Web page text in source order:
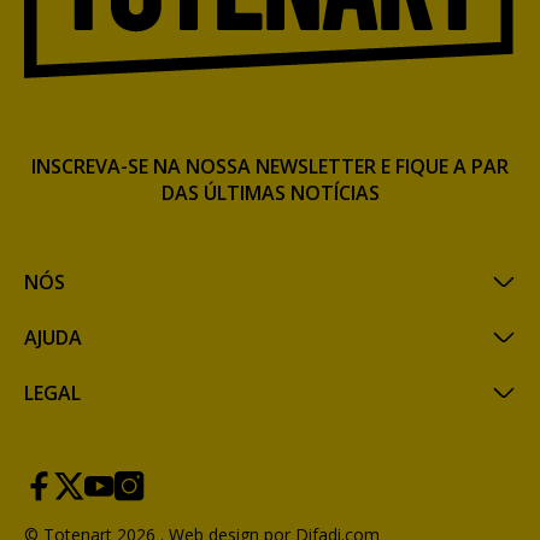
NÓS
AJUDA
LEGAL
INSCREVA-SE NA NOSSA NEWSLETTER E FIQUE A PAR
DAS ÚLTIMAS NOTÍCIAS
© Totenart 2026 . Web design por Difadi.com